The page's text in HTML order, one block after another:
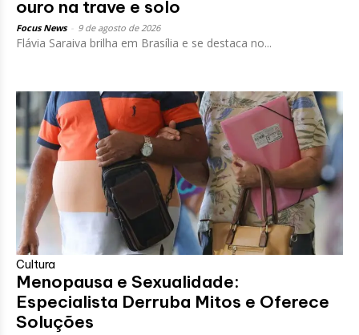
ouro na trave e solo
Focus News 9 de agosto de 2026
Flávia Saraiva brilha em Brasília e se destaca no...
Cultura
Menopausa e Sexualidade:
Especialista Derruba Mitos e Oferece
Soluções